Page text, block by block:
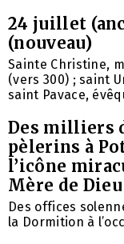
24 juillet
(nouveau)
Sainte Christine,
(vers 300) ; saint
saint Pavace,
Des milliers
pèlerins à
l’icône
Mère de Dieu
Des offices
la Dormition à